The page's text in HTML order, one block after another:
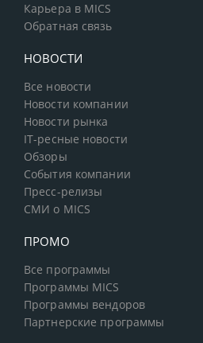
Карьера в MICS
Обратная связь
НОВОСТИ
Все новости
Новости компании
Новости рынка
IT-ресные новости
Обзоры
События компании
Пресс-релизы
СМИ о MICS
ПРОМО
Все программы
Программы MICS
Программы вендоров
Партнерские программы